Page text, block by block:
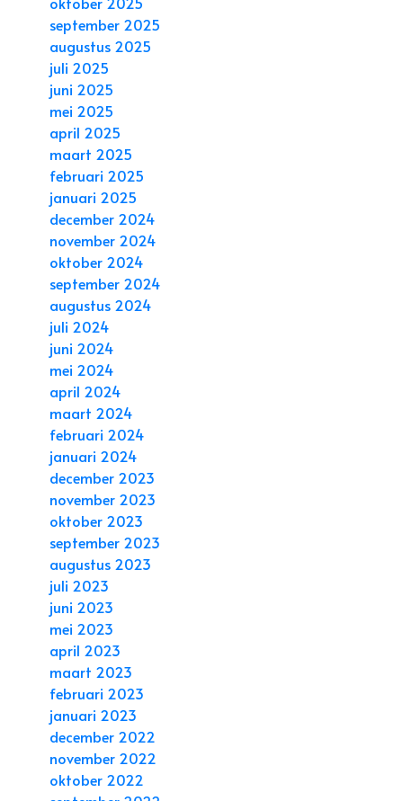
september 2025
augustus 2025
juli 2025
juni 2025
mei 2025
april 2025
maart 2025
februari 2025
januari 2025
december 2024
november 2024
oktober 2024
september 2024
augustus 2024
juli 2024
juni 2024
mei 2024
april 2024
maart 2024
februari 2024
januari 2024
december 2023
november 2023
oktober 2023
september 2023
augustus 2023
juli 2023
juni 2023
mei 2023
april 2023
maart 2023
februari 2023
januari 2023
december 2022
november 2022
oktober 2022